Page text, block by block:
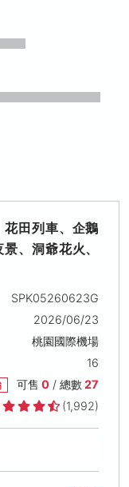
田列車、企鵝
、洞爺花火、
SPK05260623G
2026/06/23
桃園國際機場
16
可售 0/ 總數27
(1,992)